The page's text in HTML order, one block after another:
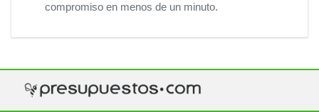
compromiso en menos de un minuto.